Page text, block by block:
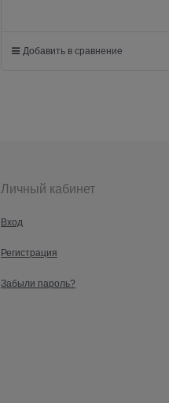
Добавить в сравнение
Личный кабинет
Вход
Регистрация
Забыли пароль?